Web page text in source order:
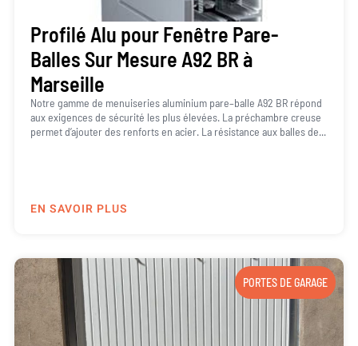
Profilé Alu pour Fenêtre Pare-
Balles Sur Mesure A92 BR à
Marseille
Notre gamme de menuiseries aluminium pare–balle A92 BR répond
aux exigences de sécurité les plus élevées. La préchambre creuse
permet d’ajouter des renforts en acier. La résistance aux balles de...
EN SAVOIR PLUS
PORTES DE GARAGE